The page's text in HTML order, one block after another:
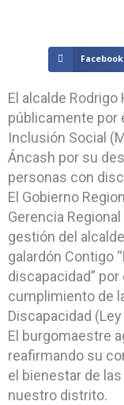
Facebook
El alcalde
públicamente por
Inclusión Social
Áncash por su
personas con
El Gobierno
Gerencia
gestión del
galardón Contigo
discapacidad”
cumplimiento de
Discapacidad
El burgomaestre
reafirmando su
el bienestar de
nuestro distrito.